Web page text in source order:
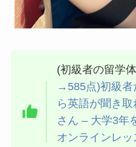
(初級者の留学
→585点)初級者
ら英語が聞き
さん – 大学3年
オンラインレ